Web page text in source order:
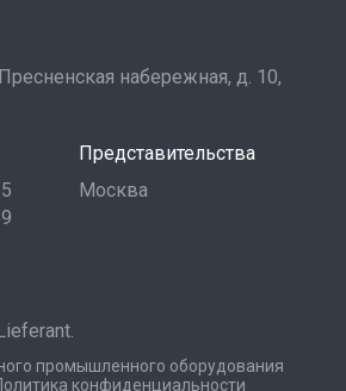
набережная, д. 10,
Представительства
Москва
промышленного оборудования
конфиденциальности